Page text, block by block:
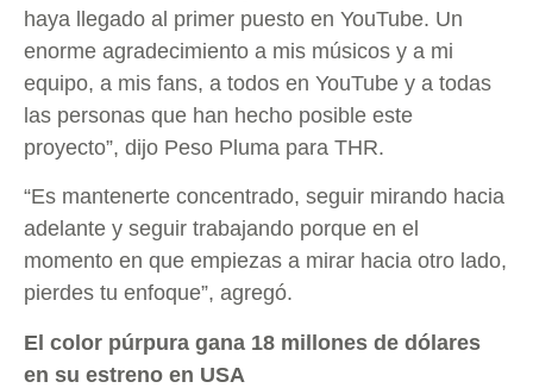
haya llegado al primer puesto en YouTube. Un
enorme agradecimiento a mis músicos y a mi
equipo, a mis fans, a todos en YouTube y a todas
las personas que han hecho posible este
proyecto”, dijo Peso Pluma para THR.
“Es mantenerte concentrado, seguir mirando hacia
adelante y seguir trabajando porque en el
momento en que empiezas a mirar hacia otro lado,
pierdes tu enfoque”, agregó.
El color púrpura gana 18 millones de dólares
en su estreno en USA